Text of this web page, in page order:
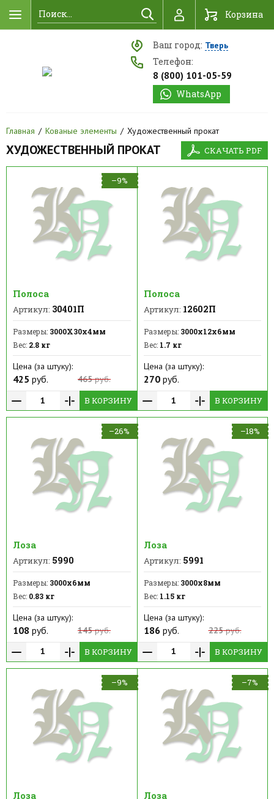
Найти Корзина
Ваш город: Тверь
Телефон:
8 (800) 101-05-59
WhatsApp
Главная Кованые элементы Художественный прокат
ХУДОЖЕСТВЕННЫЙ ПРОКАТ СКАЧАТЬ PDF
–9%
Полоса
Артикул: 30401П
Размеры: 3000Х30х4мм
Вес: 2.8 кг
Цена (за штуку):
425 руб. 465руб.
В КОРЗИНУ
Полоса
Артикул: 12602П
Размеры:3000х12х6мм
Вес:1.7 кг
Цена (за штуку):
270руб.
В КОРЗИНУ
–26%
Лоза
Артикул: 5990
Размеры: 3000х6мм
Вес: 0.83 кг
Цена (за штуку):
108 руб. 145руб.
В КОРЗИНУ
–18%
Лоза
Артикул: 5991
Размеры:3000х8мм
Вес:1.15 кг
Цена (за штуку):
186 руб. 225руб.
В КОРЗИНУ
–9%
Лоза
–7%
Лоза